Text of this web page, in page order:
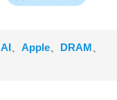
AI Apple DRAM